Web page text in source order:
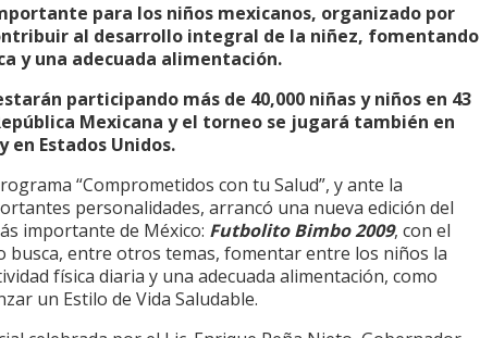
para los niños mexicanos, organizado por
al desarrollo integral de la niñez, fomentando
y una adecuada alimentación.
participando más de 40,000 niñas y niños en 43
Mexicana y el torneo se jugará también en
en Estados Unidos.
“Comprometidos con tu Salud”, y ante la
personalidades, arrancó una nueva edición del
importante de México: Futbolito Bimbo 2009, con el
busca, entre otros temas, fomentar entre los niños la
física diaria y una adecuada alimentación, como
un Estilo de Vida Saludable.